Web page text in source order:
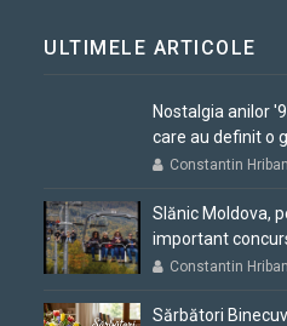
ULTIMELE ARTICOLE
Nostalgia anilor
care au definit o
Constantin Hriban
Slănic Moldova,
important
Constantin Hriban
Sărbători